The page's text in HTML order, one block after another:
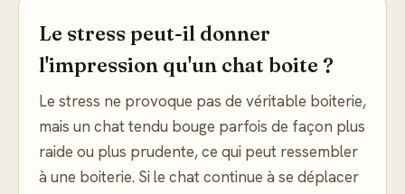
Le stress peut-il donner
l'impression qu'un chat boite ?
Le stress ne provoque pas de véritable boiterie,
mais un chat tendu bouge parfois de façon plus
raide ou plus prudente, ce qui peut ressembler
à une boiterie. Si le chat continue à se déplacer